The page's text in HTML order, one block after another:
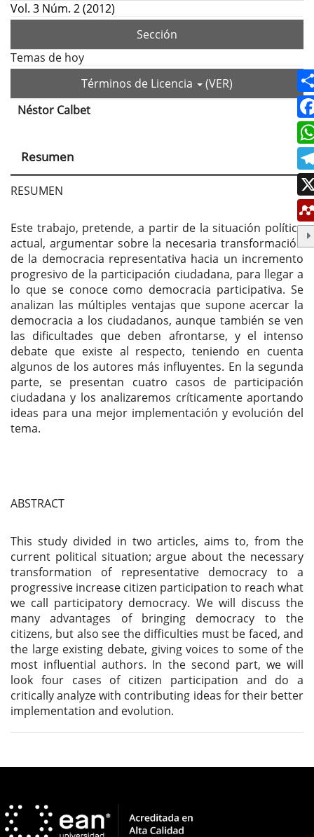
Vol. 3 Núm. 2 (2012)
Sección
Temas de hoy
Términos de Licencia
(VER)
Contenido
principal
del
artículo
Néstor Calbet
Resumen
RESUMEN
Este trabajo, pretende, a partir de la situación política
actual, argumentar sobre la necesaria transformación
de la democracia representativa hacia un incremento
progresivo de la participación ciudadana, para llegar a
lo que se conoce como democracia participativa. Se
analizan las múltiples ventajas que supone acercar la
democracia a los ciudadanos, aunque también se ven
las dificultades que deben afrontarse, y el intenso
debate que existe al respecto, teniendo en cuenta
algunos de los autores más influyentes. En la segunda
parte, se presentan cuatro casos de participación
ciudadana y los analizaremos críticamente aportando
ideas para una mejor implementación y evolución del
tema.
ABSTRACT
This study divided in two articles, aims to, from the
current political situation; argue about the necessary
transformation of representative democracy to a
progressive increase citizen participation to reach what
we call participatory democracy. We will discuss the
many advantages of bringing democracy to the
citizens, but also see the difficulties must be faced, and
the large existing debate, giving voices to some of the
most influential authors. In the second part, we will
look four cases of citizen participation and do a
critically analyze with contributing ideas for their better
implementation and evolution.
Detalles
artículo